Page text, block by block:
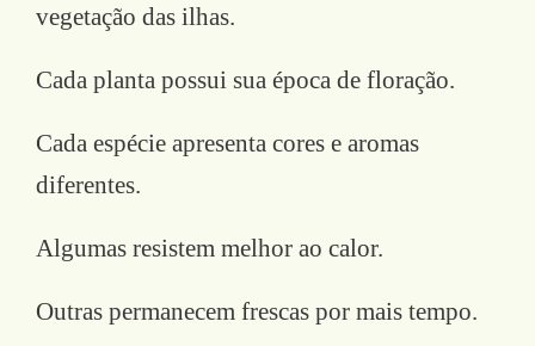
vegetação das ilhas.
Cada planta possui sua época de floração.
Cada espécie apresenta cores e aromas
diferentes.
Algumas resistem melhor ao calor.
Outras permanecem frescas por mais tempo.